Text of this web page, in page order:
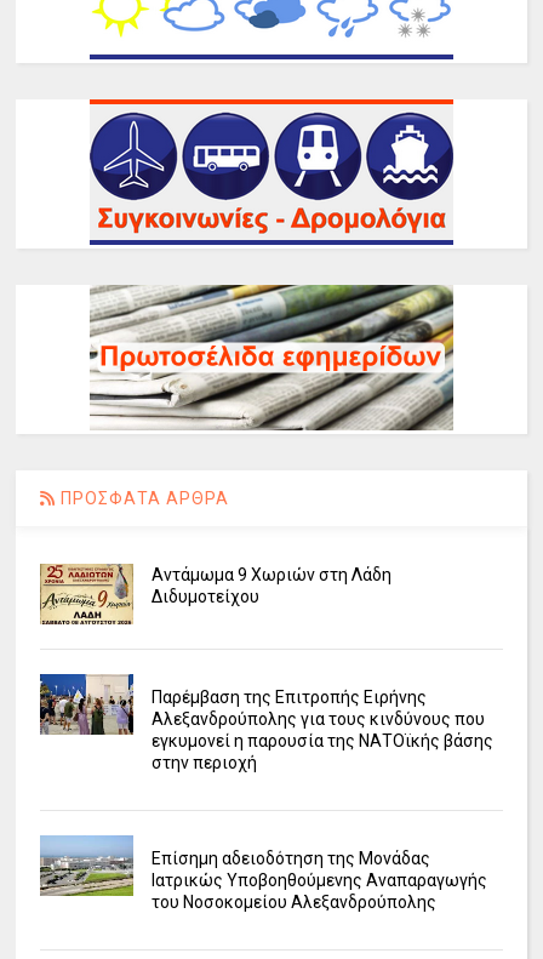
ΠΡΟΣΦΑΤΑ ΑΡΘΡΑ
Αντάμωμα 9 Χωριών στη Λάδη
Διδυμοτείχου
Παρέμβαση της Επιτροπής Ειρήνης
Αλεξανδρούπολης για τους κινδύνους που
εγκυμονεί η παρουσία της ΝΑΤΟϊκής βάσης
στην περιοχή
Επίσημη αδειοδότηση της Μονάδας
Ιατρικώς Υποβοηθούμενης Αναπαραγωγής
του Νοσοκομείου Αλεξανδρούπολης